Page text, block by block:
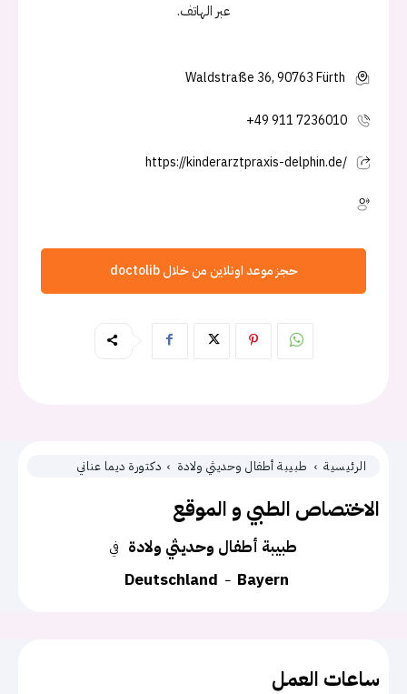
الرئيسية طبيبة أطفال وحديثي ولادة دكتورة ديما عناني
الاختصاص الطبي و الموقع
في طبيبة أطفال وحديثي ولادة
Deutschland
Bayern
ساعات العمل
عبر الهاتف.
Waldstraße 36, 90763 Fürth
+49 911 7236010
https://kinderarztpraxis-delphin.de/
حجز موعد اونلاين من خلال doctolib